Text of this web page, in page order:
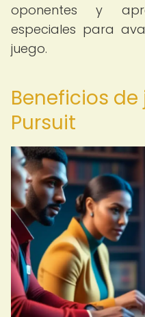
oponentes y
especiales para
juego.
Beneficios
Pursuit